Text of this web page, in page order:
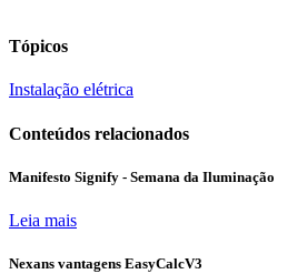
Tópicos
Instalação elétrica
Conteúdos relacionados
Manifesto Signify - Semana da Iluminação
Leia mais
Nexans vantagens EasyCalcV3